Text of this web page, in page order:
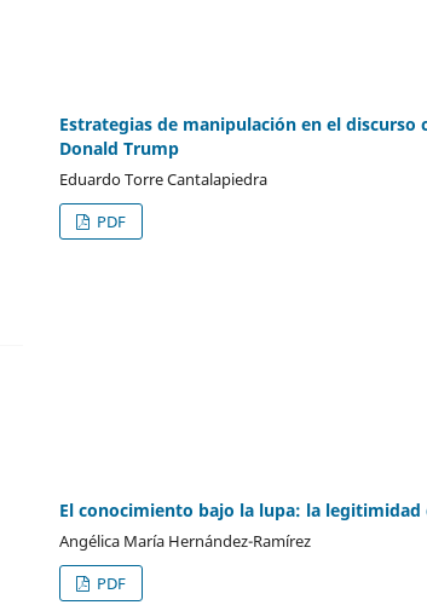
Estrategias de manipulación en el
Donald Trump
Eduardo Torre Cantalapiedra
PDF
El conocimiento bajo la lupa: la
Angélica María Hernández-Ramírez
PDF